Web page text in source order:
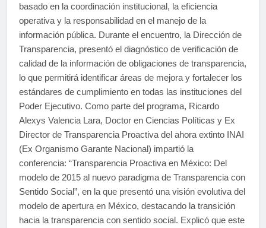
basado en la coordinación institucional, la eficiencia
operativa y la responsabilidad en el manejo de la
información pública. Durante el encuentro, la Dirección de
Transparencia, presentó el diagnóstico de verificación de
calidad de la información de obligaciones de transparencia,
lo que permitirá identificar áreas de mejora y fortalecer los
estándares de cumplimiento en todas las instituciones del
Poder Ejecutivo. Como parte del programa, Ricardo
Alexys Valencia Lara, Doctor en Ciencias Políticas y Ex
Director de Transparencia Proactiva del ahora extinto INAI
(Ex Organismo Garante Nacional) impartió la
conferencia: “Transparencia Proactiva en México: Del
modelo de 2015 al nuevo paradigma de Transparencia con
Sentido Social”, en la que presentó una visión evolutiva del
modelo de apertura en México, destacando la transición
hacia la transparencia con sentido social. Explicó que este